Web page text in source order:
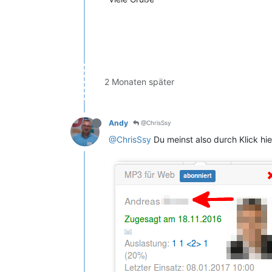
2 Monaten später
Andy @ChrisSsy
@ChrisSsy Du meinst also durch Klick